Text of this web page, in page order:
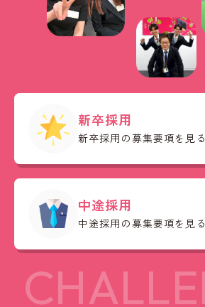
新卒採用
新卒採用の募集要項を見る
中途採用
中途採用の募集要項を見る